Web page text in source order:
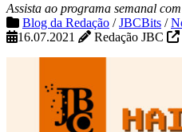
Assista ao programa semanal
Blog da Redação /JBCBits /
16.07.2021
Redação JBC